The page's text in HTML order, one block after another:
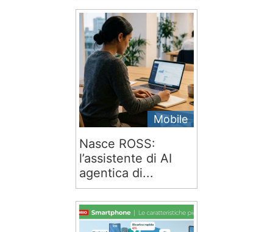
Mobile
Nasce ROSS:
l’assistente di AI
agentica di...